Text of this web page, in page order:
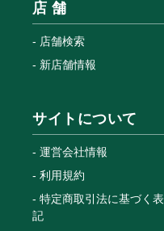
店 舗
店舗検索
新店舗情報
サイトについて
運営会社情報
利用規約
特定商取引法に基づく表
記